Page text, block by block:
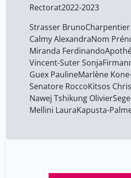
Rectorat2022-2023
Strasser Bruno
Calmy AlexandraNom
Miranda Ferdinando
Vincent-Suter Sonja
Guex PaulineMarlène
Senatore RoccoKitsos
Nawej Tshikung Olivier
Mellini LauraKapusta-